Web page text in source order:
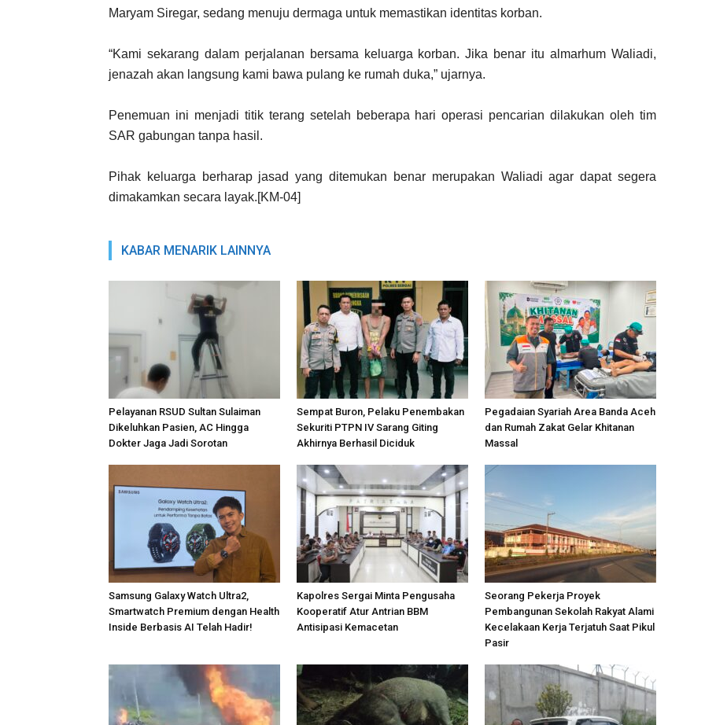
Maryam Siregar, sedang menuju dermaga untuk memastikan identitas korban.
“Kami sekarang dalam perjalanan bersama keluarga korban. Jika benar itu almarhum Waliadi,
jenazah akan langsung kami bawa pulang ke rumah duka,” ujarnya.
Penemuan ini menjadi titik terang setelah beberapa hari operasi pencarian dilakukan oleh tim
SAR gabungan tanpa hasil.
Pihak keluarga berharap jasad yang ditemukan benar merupakan Waliadi agar dapat segera
dimakamkan secara layak.[KM-04]
KABAR MENARIK LAINNYA
Pelayanan RSUD Sultan Sulaiman
Dikeluhkan Pasien, AC Hingga
Dokter Jaga Jadi Sorotan
Sempat Buron, Pelaku Penembakan
Sekuriti PTPN IV Sarang Giting
Akhirnya Berhasil Diciduk
Pegadaian Syariah Area Banda Aceh
dan Rumah Zakat Gelar Khitanan
Massal
Samsung Galaxy Watch Ultra2,
Smartwatch Premium dengan Health
Inside Berbasis AI Telah Hadir!
Kapolres Sergai Minta Pengusaha
Kooperatif Atur Antrian BBM
Antisipasi Kemacetan
Seorang Pekerja Proyek
Pembangunan Sekolah Rakyat Alami
Kecelakaan Kerja Terjatuh Saat Pikul
Pasir